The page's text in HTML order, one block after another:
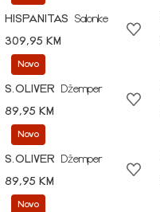
HISPANITAS
Salonke
309,95 KM
Novo
S.OLIVER
Džemper
89,95 KM
Novo
S.OLIVER
Džemper
89,95 KM
Novo